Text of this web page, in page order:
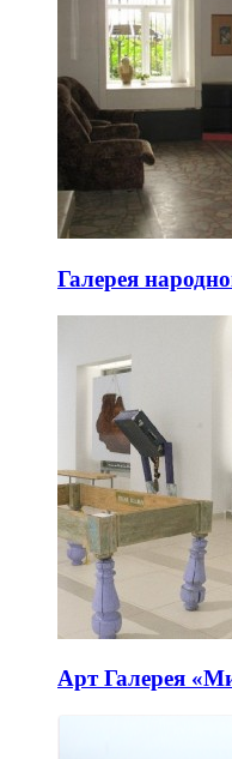
Галерея
Арт Галерея